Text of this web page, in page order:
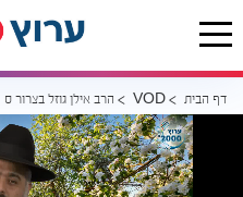
דף הבית VOD הרב אילן גוזל